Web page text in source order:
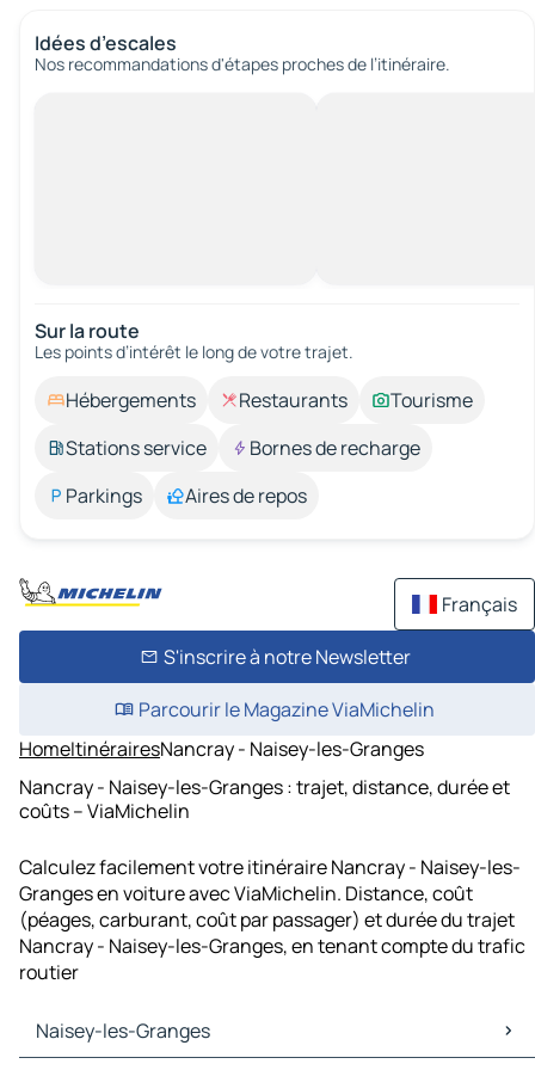
Idées d’escales
Nos recommandations d'étapes proches de l’itinéraire.
Sur la route
Les points d’intérêt le long de votre trajet.
Hébergements Restaurants
Tourisme
Stations service
Bornes de recharge
Parkings
Aires de repos
Français
S'inscrire à notre Newsletter
Parcourir le Magazine ViaMichelin
HomeItinérairesNancray - Naisey-les-Granges
Nancray - Naisey-les-Granges : trajet, distance, durée et
coûts – ViaMichelin
Calculez facilement votre itinéraire Nancray - Naisey-les-
Granges en voiture avec ViaMichelin. Distance, coût
(péages, carburant, coût par passager) et durée du trajet
Nancray - Naisey-les-Granges, en tenant compte du trafic
routier
Naisey-les-Granges